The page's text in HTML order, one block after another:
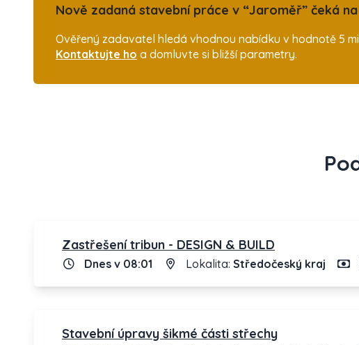
Nově zadaná stavební práce v “Jaroměř” čeká
Ověřený zadavatel hledá vhodnou nabídku v hodnotě 5
Kontaktujte ho a domluvte si bližší parametry.
Zastřešení tribun - DESIGN & BUILD
Dnes v 08:01 Lokalita: Středočeský kraj
Stavební úpravy šikmé části střechy